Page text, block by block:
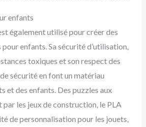
enfants
également utilisé pour créer des
enfants. Sa sécurité d’utilisation,
toxiques et son respect des
sécurité en font un matériau
et des enfants. Des puzzles aux
par les jeux de construction, le PLA
de personnalisation pour les jouets,